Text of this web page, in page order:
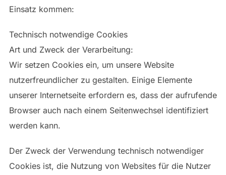
Einsatz kommen:
Technisch notwendige Cookies
Art und Zweck der Verarbeitung:
Wir setzen Cookies ein, um unsere Website
nutzerfreundlicher zu gestalten. Einige Elemente
unserer Internetseite erfordern es, dass der aufrufende
Browser auch nach einem Seitenwechsel identifiziert
werden kann.
Der Zweck der Verwendung technisch notwendiger
Cookies ist, die Nutzung von Websites für die Nutzer